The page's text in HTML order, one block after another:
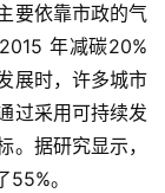
要依靠市政的气
年减碳20%
展时，许多城市
过采用可持续发
据研究显示，
。